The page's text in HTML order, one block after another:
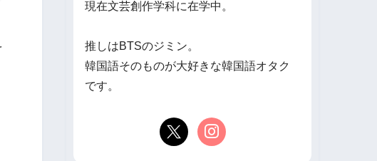
現在文芸創作学科に在学中。
推しはBTSのジミン。
韓国語そのものが大好きな韓国語オタク
です。